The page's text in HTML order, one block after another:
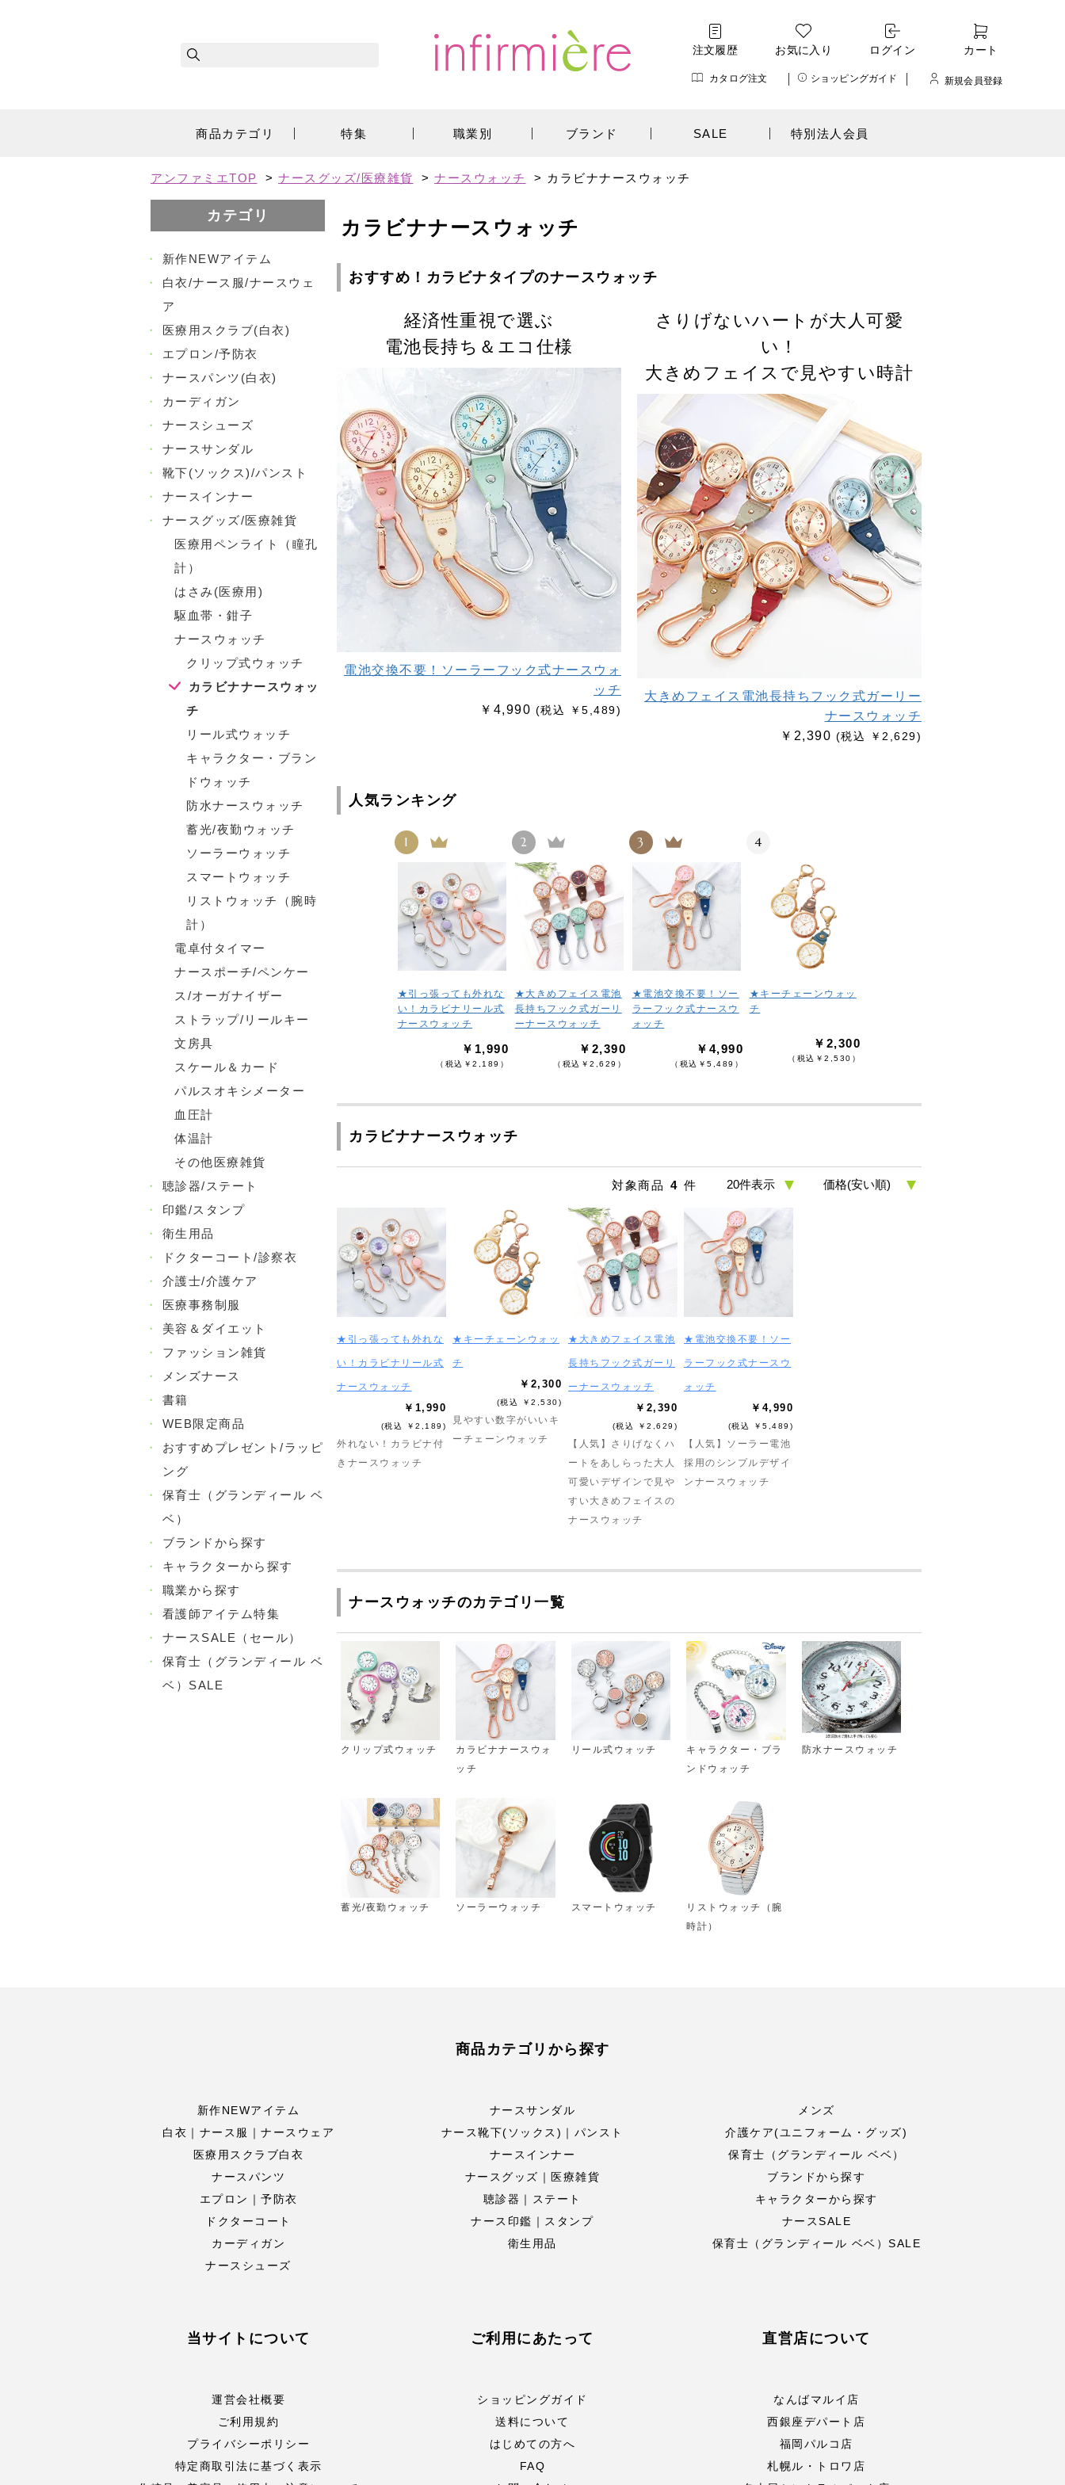
注文履歴 お気に入り ログイン カート
カタログ注文 ショッピングガイド 新規会員登録
商品カテゴリ 特集 職業別 ブランド SALE 特別法人会員
アンファミエTOP > ナースグッズ/医療雑貨 > ナースウォッチ > カラビナナースウォッチ
カテゴリ
・
新作NEWアイテム
・
白衣/ナース服/ナースウェ
ア
・
医療用スクラブ(白衣)
・
エプロン/予防衣
・
ナースパンツ(白衣)
・
カーディガン
・
ナースシューズ
・
ナースサンダル
・
靴下(ソックス)/パンスト
・
ナースインナー
・
ナースグッズ/医療雑貨
医療用ペンライト（瞳孔
計）
はさみ(医療用)
駆血帯・鉗子
ナースウォッチ
クリップ式ウォッチ
カラビナナースウォッ
チ
リール式ウォッチ
キャラクター・ブラン
ドウォッチ
防水ナースウォッチ
蓄光/夜勤ウォッチ
ソーラーウォッチ
スマートウォッチ
リストウォッチ（腕時
計）
電卓付タイマー
ナースポーチ/ペンケー
ス/オーガナイザー
ストラップ/リールキー
文房具
スケール＆カード
パルスオキシメーター
血圧計
体温計
その他医療雑貨
・
聴診器/ステート
・
印鑑/スタンプ
・
衛生用品
・
ドクターコート/診察衣
・
介護士/介護ケア
・
医療事務制服
・
美容＆ダイエット
・
ファッション雑貨
・
メンズナース
・
書籍
・
WEB限定商品
・
おすすめプレゼント/ラッピ
ング
・
保育士（グランディール ベ
ベ）
・
ブランドから探す
・
キャラクターから探す
・
職業から探す
・
看護師アイテム特集
・
ナースSALE（セール）
・
保育士（グランディール ベ
ベ）SALE
カラビナナースウォッチ
おすすめ！カラビナタイプのナースウォッチ
経済性重視で選ぶ
電池長持ち＆エコ仕様
電池交換不要！ソーラーフック式ナースウォ
ッチ
￥4,990 (税込 ￥5,489)
さりげないハートが大人可愛
い！
大きめフェイスで見やすい時計
大きめフェイス電池長持ちフック式ガーリー
ナースウォッチ
￥2,390 (税込 ￥2,629)
人気ランキング
1
★引っ張っても外れな
い！カラビナリール式
ナースウォッチ
￥1,990
（税込￥2,189）
2
★大きめフェイス電池
長持ちフック式ガーリ
ーナースウォッチ
￥2,390
（税込￥2,629）
3
★電池交換不要！ソー
ラーフック式ナースウ
ォッチ
￥4,990
（税込￥5,489）
4
★キーチェーンウォッ
チ
￥2,300
（税込￥2,530）
カラビナナースウォッチ
対象商品 4 件
★引っ張っても外れな
い！カラビナリール式
ナースウォッチ
￥1,990
(税込 ￥2,189)
外れない！カラビナ付
きナースウォッチ
★キーチェーンウォッ
チ
￥2,300
(税込 ￥2,530)
見やすい数字がいいキ
ーチェーンウォッチ
★大きめフェイス電池
長持ちフック式ガーリ
ーナースウォッチ
￥2,390
(税込 ￥2,629)
【人気】さりげなくハ
ートをあしらった大人
可愛いデザインで見や
すい大きめフェイスの
ナースウォッチ
★電池交換不要！ソー
ラーフック式ナースウ
ォッチ
￥4,990
(税込 ￥5,489)
【人気】ソーラー電池
採用のシンプルデザイ
ンナースウォッチ
ナースウォッチのカテゴリ一覧
クリップ式ウォッチ
カラビナナースウォ
ッチ
リール式ウォッチ
キャラクター・ブラ
ンドウォッチ
防水ナースウォッチ
蓄光/夜勤ウォッチ ソーラーウォッチ スマートウォッチ
リストウォッチ（腕
時計）
商品カテゴリから探す
新作NEWアイテム
白衣｜ナース服｜ナースウェア
医療用スクラブ白衣
ナースパンツ
エプロン｜予防衣
ドクターコート
カーディガン
ナースシューズ
ナースサンダル
ナース靴下(ソックス)｜パンスト
ナースインナー
ナースグッズ｜医療雑貨
聴診器｜ステート
ナース印鑑｜スタンプ
衛生用品
メンズ
介護ケア(ユニフォーム・グッズ)
保育士（グランディール ベベ）
ブランドから探す
キャラクターから探す
ナースSALE
保育士（グランディール ベベ）SALE
当サイトについて
運営会社概要
ご利用規約
プライバシーポリシー
特定商取引法に基づく表示
ご利用にあたって
ショッピングガイド
送料について
はじめての方へ
FAQ
直営店について
なんばマルイ店
西銀座デパート店
福岡パルコ店
札幌ル・トロワ店